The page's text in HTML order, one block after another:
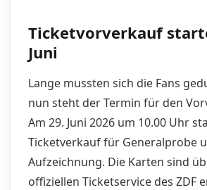
Ticketvorverkauf
Juni
Lange mussten sich die Fans
nun steht der Termin für den
Am 29. Juni 2026 um 10.00 Uhr
Ticketverkauf für Generalprobe
Aufzeichnung. Die Karten sind
offiziellen Ticketservice des ZDF